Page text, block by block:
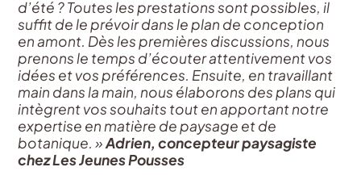
d’été ? Toutes les prestations sont possibles, il
suffit de le prévoir dans le plan de conception
en amont. Dès les premières discussions, nous
prenons le temps d’écouter attentivement vos
idées et vos préférences. Ensuite, en travaillant
main dans la main, nous élaborons des plans qui
intègrent vos souhaits tout en apportant notre
expertise en matière de paysage et de
botanique. »Adrien, concepteur paysagiste
chez Les Jeunes Pousses